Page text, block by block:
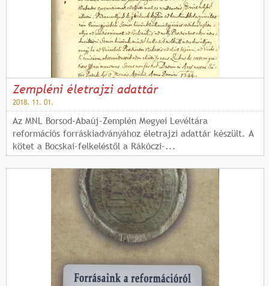
k
Zempléni életrajzi adattár
2018. 11. 01.
Az MNL Borsod-Abaúj-Zemplén Megyei Levéltára
reformációs forráskiadványához életrajzi adattár készült. A
kötet a Bocskai-felkeléstől a Rákóczi-...